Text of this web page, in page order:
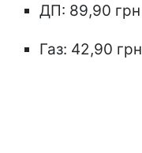
ДП: 89,90 грн
Газ: 42,90 грн